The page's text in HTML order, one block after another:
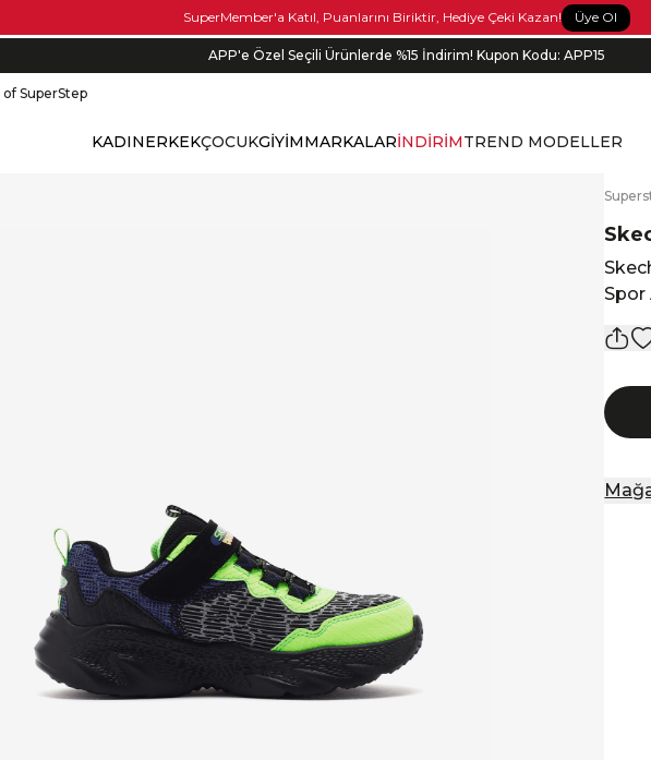
SuperMember'a Katıl, Puanlarını Biriktir, Hediye Çeki Kazan! Üye Ol
APP'e Özel Seçili Ürünlerde %15 İndirim! Kupon Kodu: APP15
Bonus kartlara özel vade farksız taksit seçenekleri!
SuperStep
KADINERKEKÇOCUKGİYİMMARKALARİNDİRİMTREND MODELLER
S
Spor